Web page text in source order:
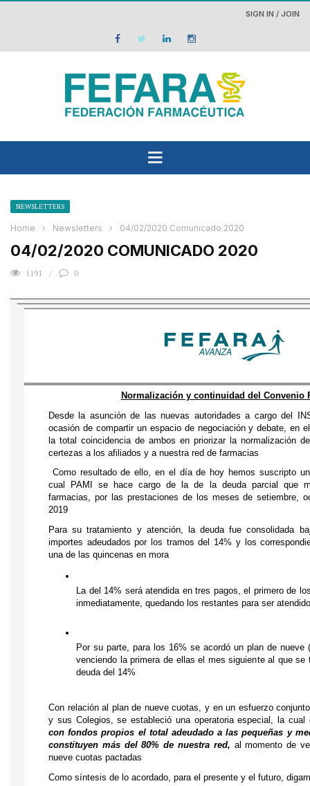
SIGN IN / JOIN
NEWSLETTERS
Home › Newsletters › 04/02/2020 Comunicado 2020
04/02/2020 COMUNICADO 2020
1191 0
Normalización y continuidad del Convenio
Desde la asunción de las nuevas autoridades a cargo del
ocasión de compartir un espacio de negociación y debate, en
la total coincidencia de ambos en priorizar la normalización
certezas a los afiliados y a nuestra red de farmacias
Como resultado de ello, en el día de hoy hemos suscripto
cual PAMI se hace cargo de la de la deuda parcial que
farmacias, por las prestaciones de los meses de setiembre,
2019
Para su tratamiento y atención, la deuda fue consolidada
importes adeudados por los tramos del 14% y los
una de las quincenas en mora
La del 14% será atendida en tres pagos, el primero de
inmediatamente, quedando los restantes para ser
Por su parte, para los 16% se acordó un plan de nueve
venciendo la primera de ellas el mes siguiente al que se
deuda del 14%
Con relación al plan de nueve cuotas, y en un esfuerzo
y sus Colegios, se estableció una operatoria especial, la cual
con fondos propios el total adeudado a las pequeñas y
constituyen más del 80% de nuestra red, al momento de
nueve cuotas pactadas
Como síntesis de lo acordado, para el presente y el futuro,